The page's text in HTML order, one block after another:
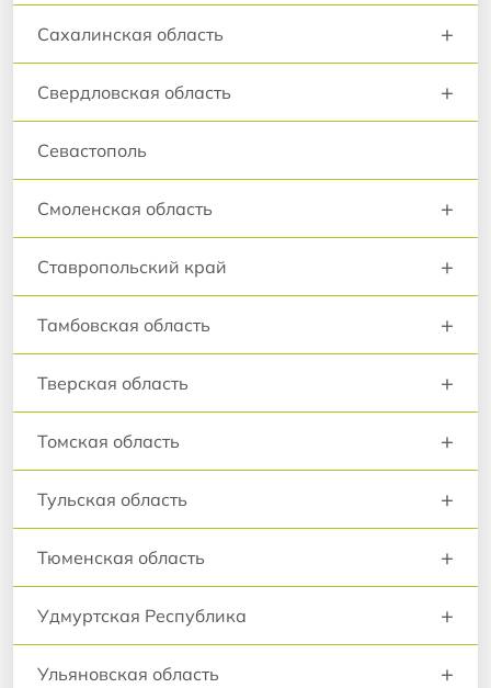
Сахалинская область +
Свердловская область +
Севастополь
Смоленская область +
Ставропольский край +
Тамбовская область +
Тверская область +
Томская область +
Тульская область +
Тюменская область +
Удмуртская Республика +
Ульяновская область +